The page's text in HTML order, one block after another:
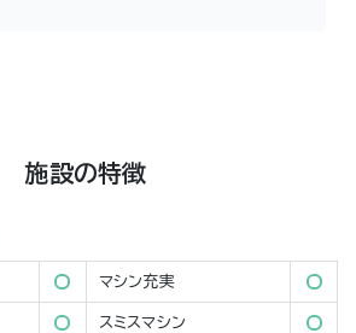
施設の特徴
マシン充実
スミスマシン